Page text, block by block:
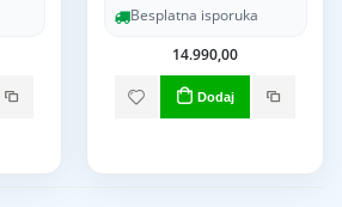
Besplatna isporuka
14.990,00
Dodaj